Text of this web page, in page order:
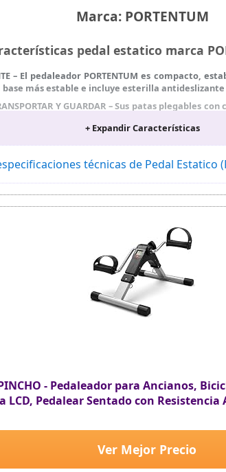
Marca: PORTENTUM
pedal estatico marca
– El pedaleador PORTENTUM es
base más estable e incluye esterilla
TRANSPORTAR Y GUARDAR – Sus patas
muestra 4 métricas clave: TIME, CALORIES,
entre ellas para un seguimiento sencillo y
– En estos pedales estaticos
DIARIO – Los pedales estaticos personas
Un apoyo eficaz para mantener la actividad
+ Expandir Características
técnicas de Pedal Estatico
- Pedaleador para Ancianos,
LCD, Pedalear Sentado con
Ver Mejor Precio